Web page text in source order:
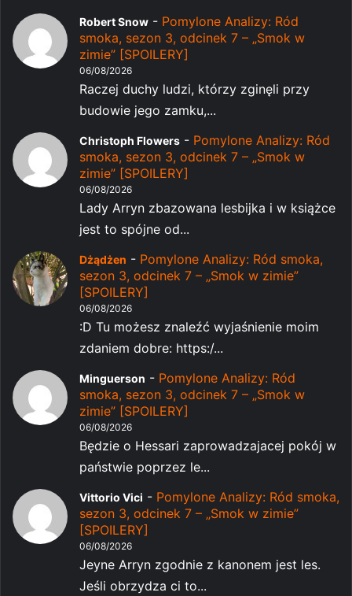
Robert Snow - Pomylone Analizy: Ród
smoka, sezon 3, odcinek 7 – „Smok w
zimie” [SPOILERY]
06/08/2026
Raczej duchy ludzi, którzy zginęli przy
budowie jego zamku,...
Christoph Flowers - Pomylone Analizy: Ród
smoka, sezon 3, odcinek 7 – „Smok w
zimie” [SPOILERY]
06/08/2026
Lady Arryn zbazowana lesbijka i w książce
jest to spójne od...
Dżądżen - Pomylone Analizy: Ród smoka,
sezon 3, odcinek 7 – „Smok w zimie”
[SPOILERY]
06/08/2026
:D Tu możesz znaleźć wyjaśnienie moim
zdaniem dobre: https:/...
Minguerson - Pomylone Analizy: Ród
smoka, sezon 3, odcinek 7 – „Smok w
zimie” [SPOILERY]
06/08/2026
Będzie o Hessari zaprowadzajacej pokój w
państwie poprzez le...
Vittorio Vici - Pomylone Analizy: Ród smoka,
sezon 3, odcinek 7 – „Smok w zimie”
[SPOILERY]
06/08/2026
Jeyne Arryn zgodnie z kanonem jest les.
Jeśli obrzydza ci to...